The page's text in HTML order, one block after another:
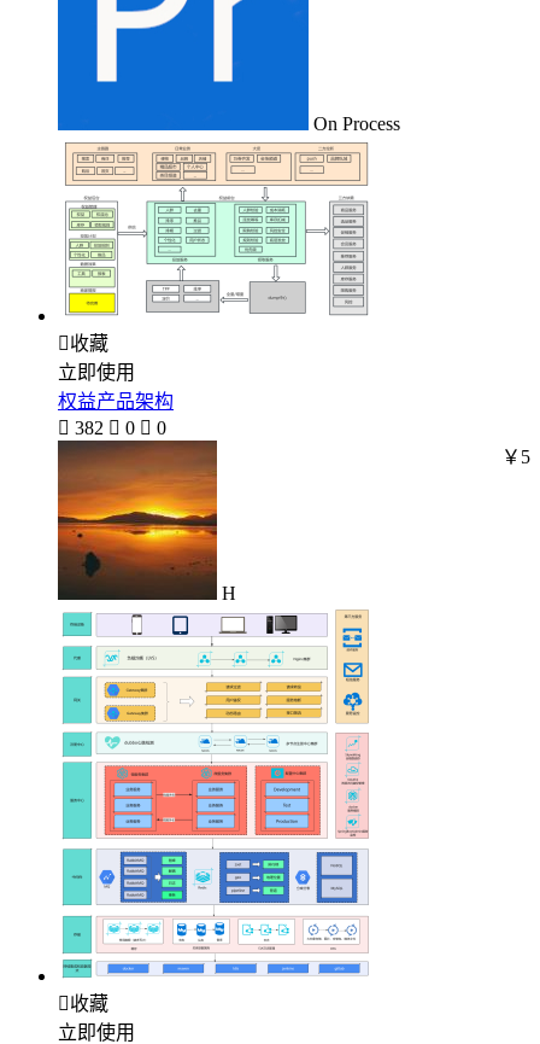
On Process
收藏
立即使用
权益产品架构
 382  0  0
H
￥5
收藏
立即使用